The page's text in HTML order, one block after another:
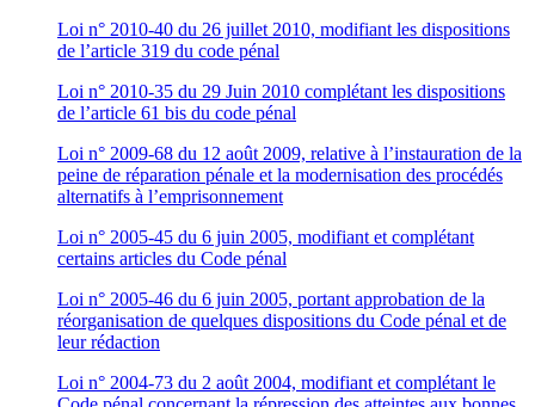
Loi n° 2010-40 du 26 juillet 2010, modifiant les dispositions
de l’article 319 du code pénal
Loi n° 2010-35 du 29 Juin 2010 complétant les dispositions
de l’article 61 bis du code pénal
Loi n° 2009-68 du 12 août 2009, relative à l’instauration de la
peine de réparation pénale et la modernisation des procédés
alternatifs à l’emprisonnement
Loi n° 2005-45 du 6 juin 2005, modifiant et complétant
certains articles du Code pénal
Loi n° 2005-46 du 6 juin 2005, portant approbation de la
réorganisation de quelques dispositions du Code pénal et de
leur rédaction
Loi n° 2004-73 du 2 août 2004, modifiant et complétant le